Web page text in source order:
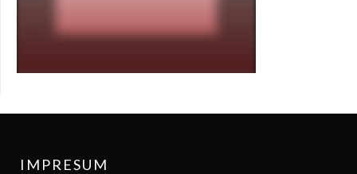
IMPRESUM